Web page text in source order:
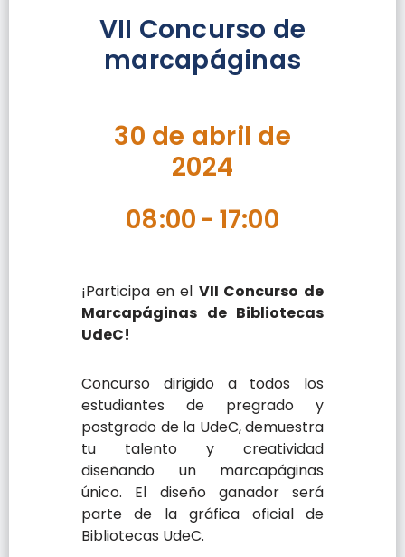
VII Concurso de
marcapáginas
30 de abril de
2024
08:00- 17:00
¡Participa en el VII Concurso de
Marcapáginas de Bibliotecas
UdeC!
Concurso dirigido a todos los
estudiantes de pregrado y
postgrado de la UdeC, demuestra
tu talento y creatividad
diseñando un marcapáginas
único. El diseño ganador será
parte de la gráfica oficial de
Bibliotecas UdeC.